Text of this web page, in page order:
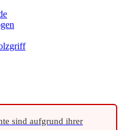
sind aufgrund ihrer